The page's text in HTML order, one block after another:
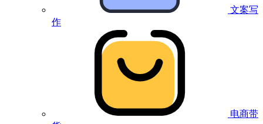
文案写
作
电商带